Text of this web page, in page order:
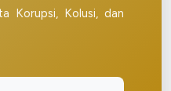
Korupsi, Kolusi, dan